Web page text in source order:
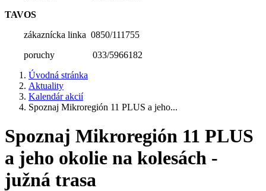
TAVOS
zákaznícka linka 0850/111755
poruchy 033/5966182
Úvodná stránka
Aktuality
Kalendár akcií
Spoznaj Mikroregión 11 PLUS a jeho...
Spoznaj Mikroregión 11 PLUS
a jeho okolie na kolesách -
južná trasa